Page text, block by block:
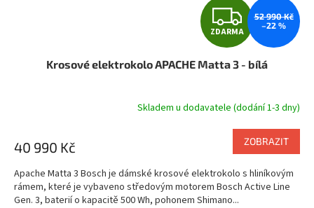
Z
D
A
R
M
A
ZDARMA
52 990 Kč
–22 %
Krosové elektrokolo APACHE Matta 3 - bílá
Skladem u dodavatele (dodání 1-3 dny)
40 990 Kč ZOBRAZIT
Apache Matta 3 Bosch je dámské krosové elektrokolo s hliníkovým
rámem, které je vybaveno středovým motorem Bosch Active Line
Gen. 3, baterií o kapacitě 500 Wh, pohonem Shimano...